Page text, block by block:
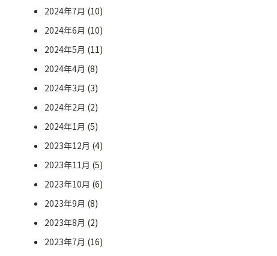
2024年7月 (10)
2024年6月 (10)
2024年5月 (11)
2024年4月 (8)
2024年3月 (3)
2024年2月 (2)
2024年1月 (5)
2023年12月 (4)
2023年11月 (5)
2023年10月 (6)
2023年9月 (8)
2023年8月 (2)
2023年7月 (16)